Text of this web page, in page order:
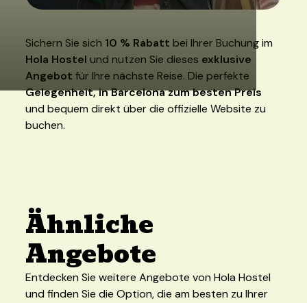
Sichern Sie sich 10 % Rabatt bei Ihrer Buchung im
Hola Hostel und nutzen Sie dieses exklusive
Angebot für Ihre nächste Reise. Die perfekte
Gelegenheit, in Barcelona zum besten Preis
und bequem direkt über die offizielle Website zu
buchen.
Ähnliche
Angebote
Entdecken Sie weitere Angebote von Hola Hostel
und finden Sie die Option, die am besten zu Ihrer